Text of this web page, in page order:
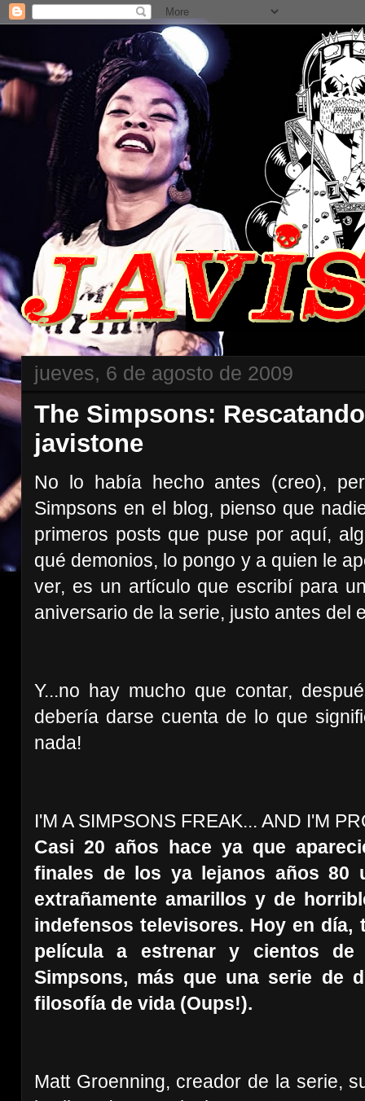
jueves, 6 de agosto de 2009
The Simpsons:
javistone
No lo había hecho antes (creo),
Simpsons en el blog, pienso que
primeros posts que puse por aquí,
qué demonios, lo pongo y a quien le
ver, es un artículo que escribí para
aniversario de la serie, justo antes del
Y...no hay mucho que contar,
debería darse cuenta de lo que
nada!
I'M A SIMPSONS FREAK... AND I'M
Casi 20 años hace ya que
finales de los ya lejanos años 80
extrañamente amarillos y de
indefensos televisores. Hoy en
película a estrenar y cientos de
Simpsons, más que una serie de
filosofía de vida (Oups!).
Matt Groenning, creador de la serie,